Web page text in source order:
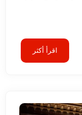
اقرأ أكثر